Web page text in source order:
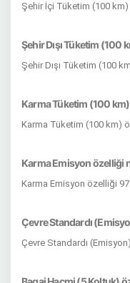
Şehir İçi Tüketim (100
Şehir Dışı Tüketim (100
Şehir Dışı Tüketim (100
Karma Tüketim (100
Karma Tüketim (100 km)
Karma Emisyon özelliği
Karma Emisyon özelliği
Çevre Standardı
Çevre Standardı